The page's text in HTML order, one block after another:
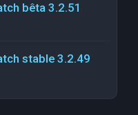
bêta 3.2.51
stable 3.2.49